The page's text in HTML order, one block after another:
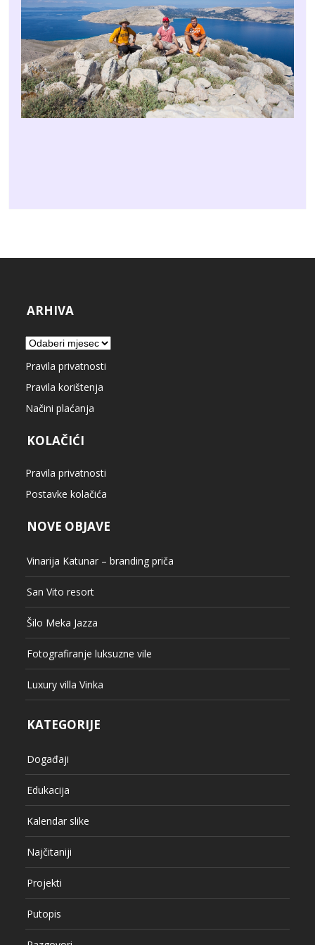
ARHIVA
Arhiva
Pravila privatnosti
Pravila korištenja
Načini plaćanja
KOLAČIĆI
Pravila privatnosti
Postavke kolačića
NOVE OBJAVE
Vinarija Katunar – branding priča
San Vito resort
Šilo Meka Jazza
Fotografiranje luksuzne vile
Luxury villa Vinka
KATEGORIJE
Događaji
Edukacija
Kalendar slike
Najčitaniji
Projekti
Putopis